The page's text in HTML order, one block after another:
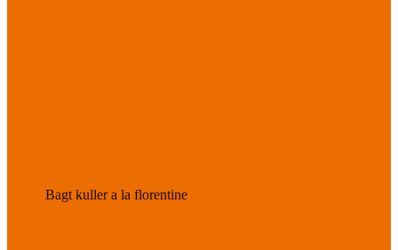
Bagt kuller a la florentine